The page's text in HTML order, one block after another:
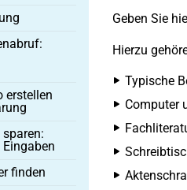
Geben Sie
Hierzu
Typische
Computer
erstellen
finden